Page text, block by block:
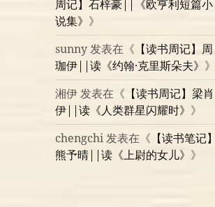
周记】石梓豪||《欧亨利短篇小
说集》 》
sunny发表在《 【读书周记】周
珈伊||读《约翰·克里斯朵夫》 》
湘伊发表在《 【读书周记】梁肖
伊||读《人类群星闪耀时》 》
chengchi发表在《 【读书笔记】
熊予晴||读《上尉的女儿》 》